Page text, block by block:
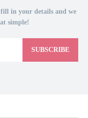
in your details and we
simple!
SUBSCRIBE